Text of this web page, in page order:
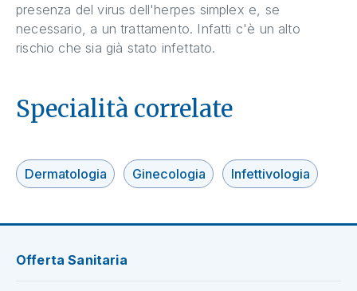
presenza del virus dell'herpes simplex e, se
necessario, a un trattamento. Infatti c'è un alto
rischio che sia già stato infettato.
Specialità correlate
Dermatologia Ginecologia Infettivologia
Offerta Sanitaria